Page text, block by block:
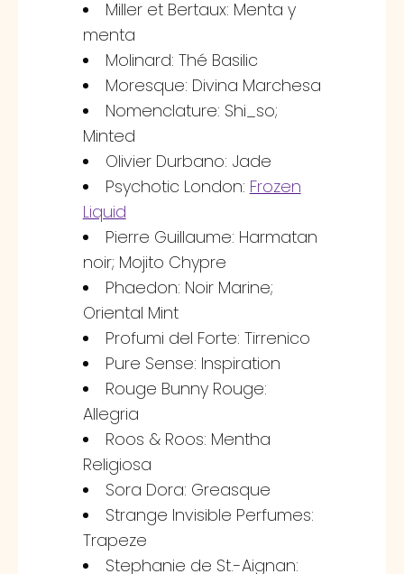
Miller et Bertaux: Menta y
menta
Molinard: Thé Basilic
Moresque: Divina Marchesa
Nomenclature: Shi_so;
Minted
Olivier Durbano: Jade
Psychotic London: Frozen
Liquid
Pierre Guillaume: Harmatan
noir; Mojito Chypre
Phaedon: Noir Marine;
Oriental Mint
Profumi del Forte: Tirrenico
Pure Sense: Inspiration
Rouge Bunny Rouge:
Allegria
Roos & Roos: Mentha
Religiosa
Sora Dora: Greasque
Strange Invisible Perfumes:
Trapeze
Stephanie de St.-Aignan: